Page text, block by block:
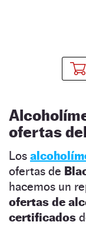
ofertas
Los
ofertas de
hacemos un
ofertas de
certificados